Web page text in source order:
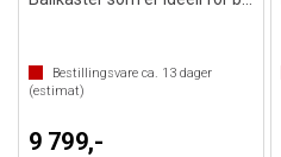
Bestillingsvare ca. 13 dager
(estimat)
9 799,-